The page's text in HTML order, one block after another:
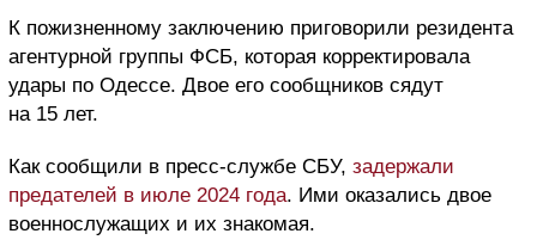
К пожизненному заключению приговорили резидента
агентурной группы ФСБ, которая корректировала
удары по Одессе. Двое его сообщников сядут
на 15 лет.
Как сообщили в пресс-службе СБУ, задержали
предателей в июле 2024 года. Ими оказались двое
военнослужащих и их знакомая.